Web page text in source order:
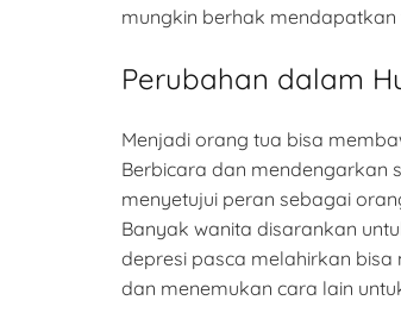
mungkin berhak
Perubahan dalam
Menjadi orang tua bisa
Berbicara dan mendengarkan
menyetujui peran sebagai
Banyak wanita disarankan
depresi pasca melahirkan
dan menemukan cara lain